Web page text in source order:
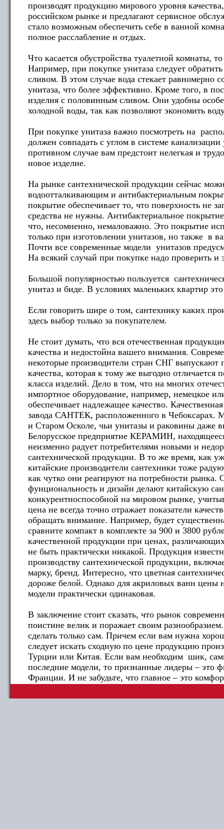
производят продукцию мирового уровня
российском рынке и предлагают сервисное
стало возможным обеспечить себе в ванной
полное расслабление и отдых.
Что касается обустройства туалетной комнаты,
Например, при покупке унитаза следует
сливом. В этом случае вода стекает равномерно
унитаза, что более эффективно. Кроме того, в
изделия с половинным сливом. Они удобны
холодной воды, так как позволяют экономить
При покупке унитаза важно посмотреть на
должен совпадать с углом в системе
противном случае вам предстоит нелегкая и
новое изделие.
На рынке сантехнической продукции сейчас
водоотталкивающим и антибактериальным
покрытие обеспечивает то, что поверхность не
средства не нужны. Антибактериальное
что, несомненно, немаловажно. Это покрытие
только при изготовлении унитазов, но также в
Почти все современные модели унитазов
На всякий случай при покупке надо проверить и
Большой популярностью пользуется
унитаз и биде. В условиях маленьких квартир
Если говорить шире о том, сантехнику каких
здесь выбор только за покупателем.
Не стоит думать, что вся отечественная
качества и недостойна вашего внимания.
некоторые производители стран СНГ выпускают
качества, которая к тому же выгодно отличается
класса изделий. Дело в том, что на многих
импортное оборудование, например, немецкое
обеспечивает надлежащее качество.
завода САНТЕК, расположенного в Чебоксарах.
и Старом Осколе, чьи унитазы и раковины даже
Белорусское предприятие КЕРАМИН,
неизменно радует потребителями новыми и
сантехнической продукции. В то же время, как
китайские производители сантехники тоже
как чутко они реагируют на потребности
фунциональность и дизайн делают китайскую
конкурентноспособной на мировом рынке,
цена не всегда точно отражает показатели
обращать внимание. Например, будет
сравните компакт в комплекте за 900 и 3800
качественной продукции при ценах,
не быть практически никакой. Продукция
производству сантехнической продукции,
марку, бренд. Интересно, что цветная
дороже белой. Однако для акриловых ванн цены
модели практически одинаковая.
В заключение стоит сказать, что рынок
поистине велик и поражает своим
сделать только сам. Причем если вам нужна
следует искать сходную по цене продукцию
Турции или Китая. Если вам необходим шик,
последние модели, то признанные лидеры – это
Франции. И не забудьте, что главное – это